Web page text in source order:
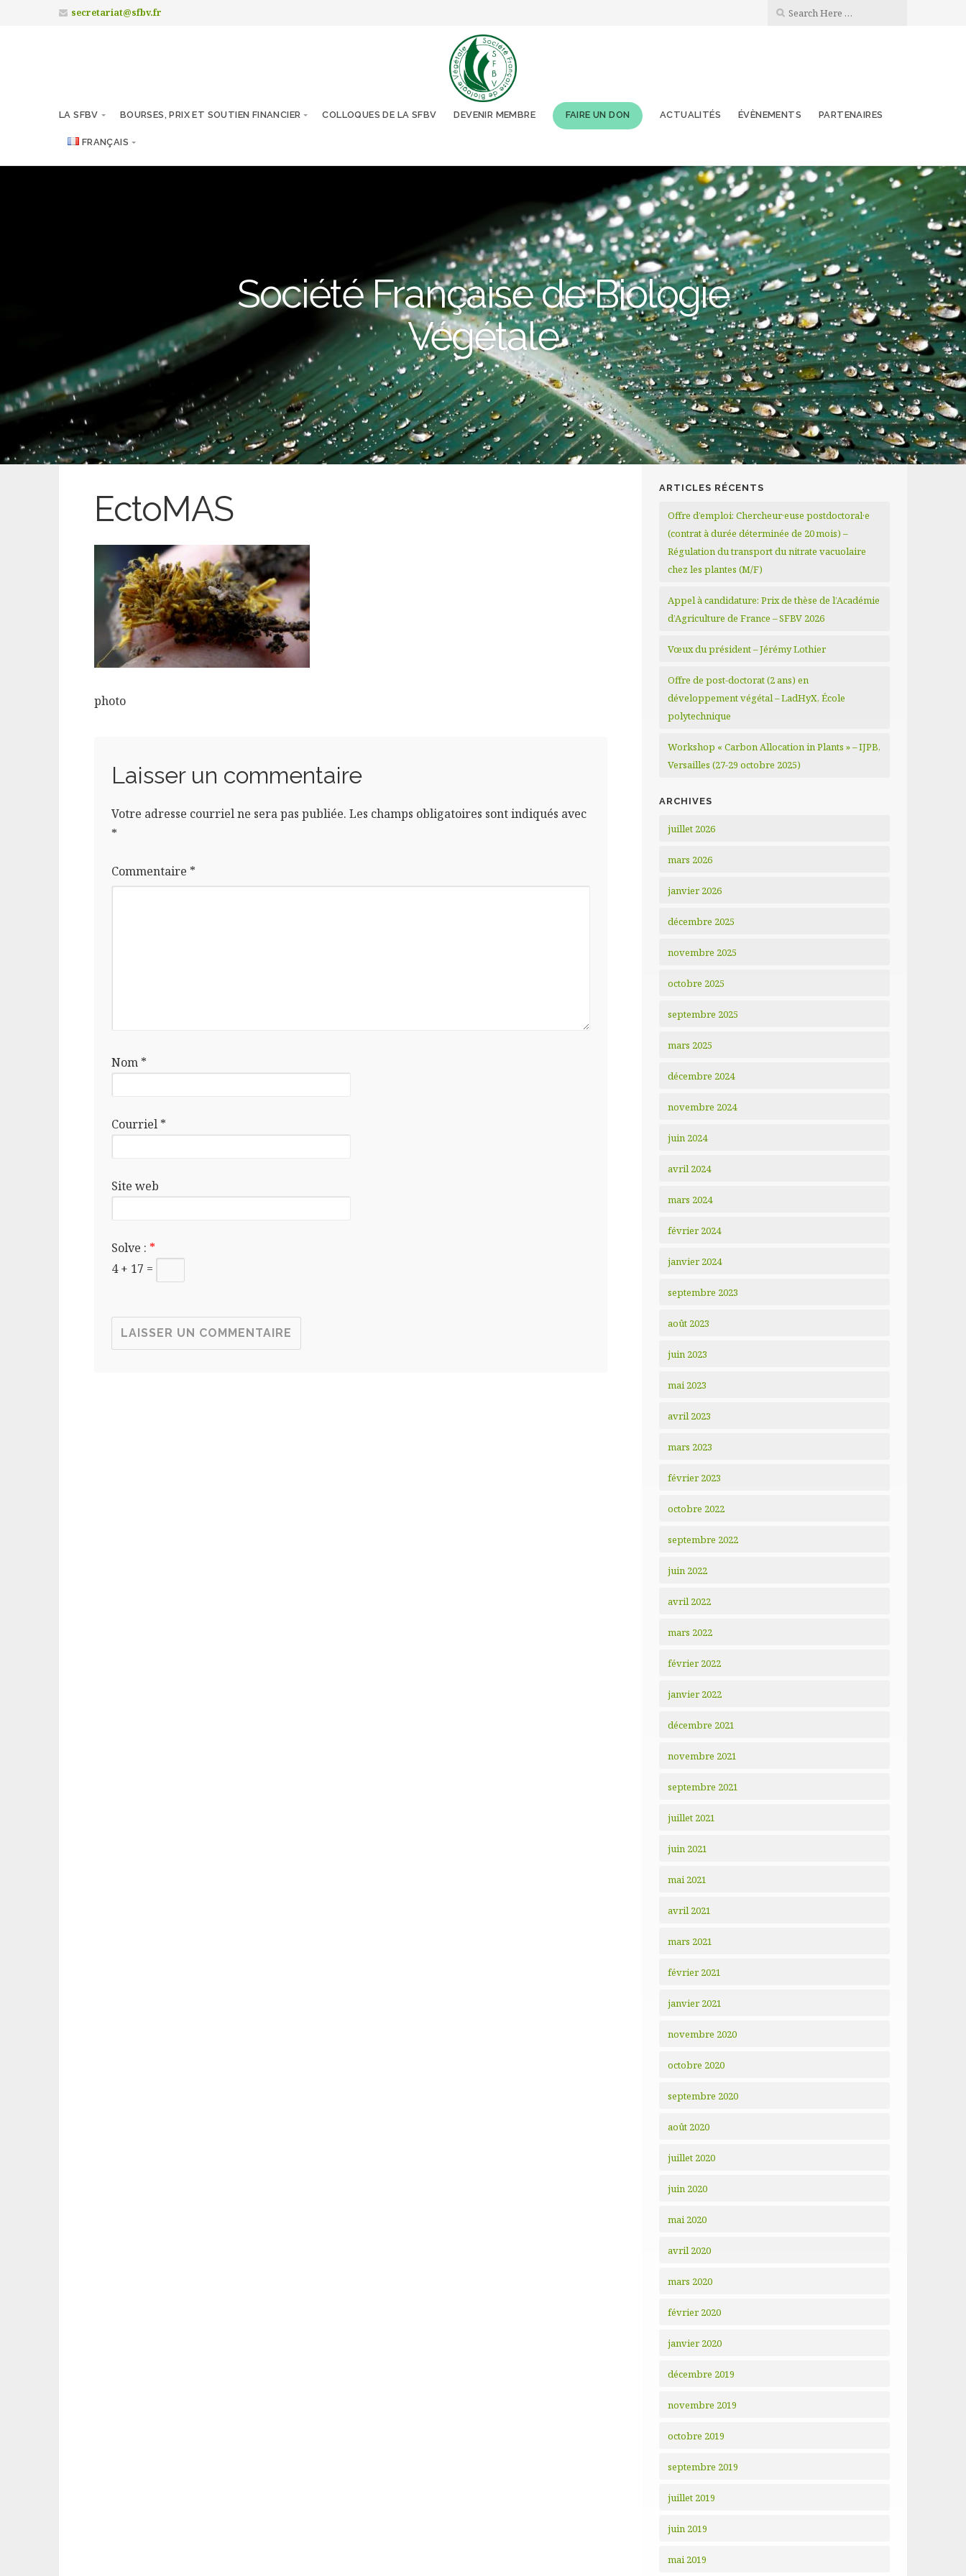
secretariat@sfbv.fr
LA SFBV BOURSES, PRIX ET SOUTIEN FINANCIER COLLOQUES DE LA SFBV DEVENIR MEMBRE FAIRE UN DON ACTUALITÉS ÉVÈNEMENTS PARTENAIRES
FRANÇAIS
Société Française de Biologie
Végétale
EctoMAS
photo
Laisser un commentaire
Votre adresse courriel ne sera pas publiée. Les champs obligatoires sont indiqués avec
*
Commentaire *
Nom *
Courriel *
Site web
Solve : *
4 + 17 =
ARTICLES RÉCENTS
Offre d’emploi: Chercheur·euse postdoctoral·e
(contrat à durée déterminée de 20 mois) –
Régulation du transport du nitrate vacuolaire
chez les plantes (M/F)
Appel à candidature: Prix de thèse de l’Académie
d’Agriculture de France – SFBV 2026
Vœux du président – Jérémy Lothier
Offre de post-doctorat (2 ans) en
développement végétal – LadHyX, École
polytechnique
Workshop « Carbon Allocation in Plants » – IJPB,
Versailles (27-29 octobre 2025)
ARCHIVES
juillet 2026
mars 2026
janvier 2026
décembre 2025
novembre 2025
octobre 2025
septembre 2025
mars 2025
décembre 2024
novembre 2024
juin 2024
avril 2024
mars 2024
février 2024
janvier 2024
septembre 2023
août 2023
juin 2023
mai 2023
avril 2023
mars 2023
février 2023
octobre 2022
septembre 2022
juin 2022
avril 2022
mars 2022
février 2022
janvier 2022
décembre 2021
novembre 2021
septembre 2021
juillet 2021
juin 2021
mai 2021
avril 2021
mars 2021
février 2021
janvier 2021
novembre 2020
octobre 2020
septembre 2020
août 2020
juillet 2020
juin 2020
mai 2020
avril 2020
mars 2020
février 2020
janvier 2020
décembre 2019
novembre 2019
octobre 2019
septembre 2019
juillet 2019
juin 2019
mai 2019